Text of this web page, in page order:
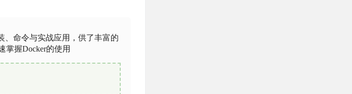
、命令与实战应用，供了丰富的
掌握Docker的使用